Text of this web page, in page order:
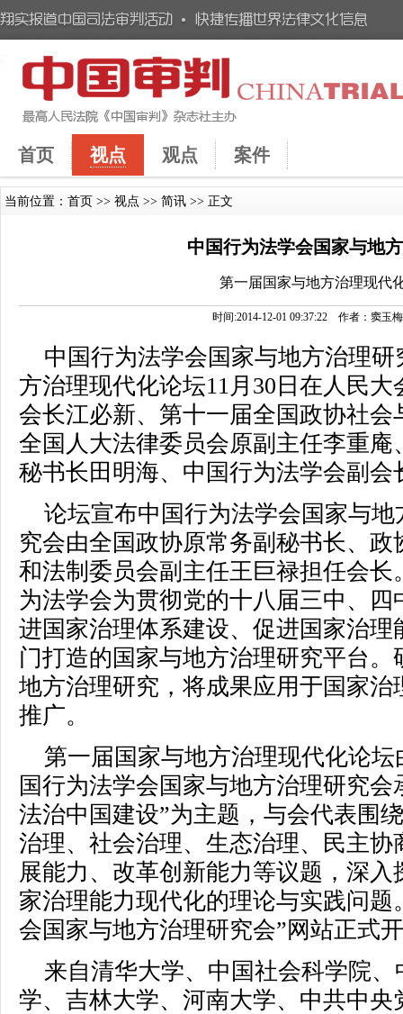
首页 视点 观点 案件
当前位置： 首页 >> 视点 >> 简讯 >> 正文
中国行为法学会国家与地
第一届国家与地方治理现代
时间:2014-12-01 09:37:22 作者：窦玉
中国行为法学会国家与地方治理
方治理现代化论坛11月30日在人民
会长江必新、第十一届全国政协社
全国人大法律委员会原副主任李重
秘书长田明海、中国行为法学会副
论坛宣布中国行为法学会国家与
究会由全国政协原常务副秘书长、
和法制委员会副主任王巨禄担任会
为法学会为贯彻党的十八届三中、
进国家治理体系建设、促进国家治
门打造的国家与地方治理研究平台
地方治理研究，将成果应用于国家
推广。
第一届国家与地方治理现代化论
国行为法学会国家与地方治理研究
法治中国建设”为主题，与会代表围
治理、社会治理、生态治理、民主
展能力、改革创新能力等议题，深
家治理能力现代化的理论与实践问
会国家与地方治理研究会”网站正式
来自清华大学、中国社会科学院
学、吉林大学、河南大学、中共中